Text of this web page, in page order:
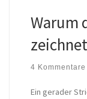
Warum
4 Kommentare
Ein gerader